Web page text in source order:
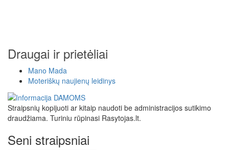
Draugai ir prietėliai
Mano Mada
Moteriškų naujienų leidinys
Straipsnių kopijuoti ar kitaip naudoti be administracijos sutikimo
draudžiama. Turiniu rūpinasi Rasytojas.lt.
Seni straipsniai